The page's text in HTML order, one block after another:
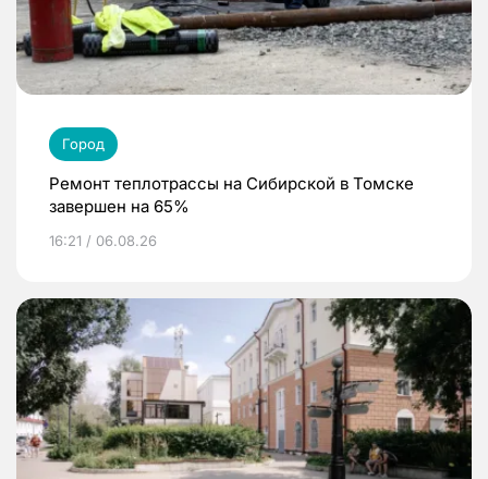
Город
Ремонт теплотрассы на Сибирской в Томске
завершен на 65%
16:21 / 06.08.26